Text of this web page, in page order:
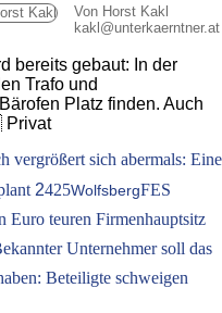
Von Horst Kakl
kakl @unterkaerntner.at
bereits gebaut: In der
Trafo und
Platz finden. Auch
Privat
vergrößert sich abermals: Eine
2425WolfsbergFES
Euro teuren Firmenhauptsitz
Unternehmer soll das
Beteiligte schweigen